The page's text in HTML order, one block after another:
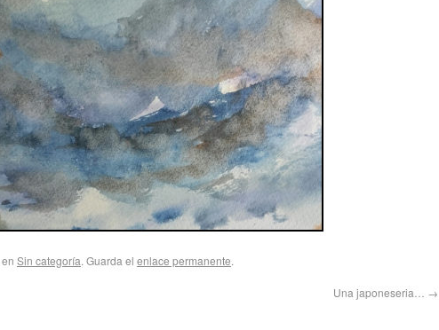
Sin categoría. Guarda el enlace permanente.
Una japoneseria… →